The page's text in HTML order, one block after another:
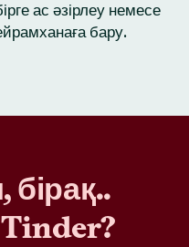
ас әзірлеу немесе
бару.
Tinder?